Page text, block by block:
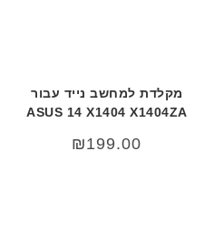
מקלדת למחשב נייד עבור
ASUS 14 X1404 X1404ZA
₪199.00